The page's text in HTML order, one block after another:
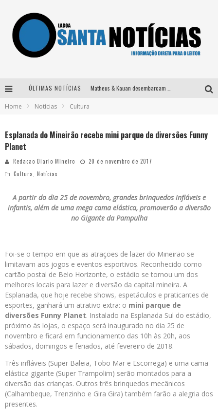
ÚLTIMAS NOTÍCIAS
Home Notícias Cultura
Esplanada do Mineirão recebe mini parque de diversões Funny
Planet
Redacao Diario Mineiro
20 de novembro de 2017
Cultura
Notícias
A partir do dia 25 de novembro, grandes brinquedos infláveis e
infantis, além de uma mega cama elástica, promoverão a diversão
no Gigante da Pampulha
Foi-se o tempo em que as atrações de lazer do Mineirão se
limitavam aos jogos e eventos esportivos. Reconhecido como
cartão postal de Belo Horizonte, o estádio se tornou um dos
melhores locais para lazer e diversão da capital mineira. A
Esplanada, que hoje recebe shows, espetáculos e praticantes de
esportes, ganhará um atrativo extra: o mini parque de
diversões Funny Planet. Instalado na Esplanada Sul do estádio,
próximo às lojas, o espaço será inaugurado no dia 25 de
novembro e ficará em funcionamento das 10h às 20h, aos
sábados, domingos e feriados, até fevereiro de 2018.
Três infláveis (Super Baleia, Tobo Mar e Escorrega) e uma cama
elástica gigante (Super Trampolim) serão montados para a
diversão das crianças. Outros três brinquedos mecânicos
(Calhambeque, Trenzinho e Gira Gira) também farão a alegria dos
presentes.